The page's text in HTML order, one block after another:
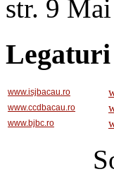
str. 9
www.isjbacau.ro
www.ccdbacau.ro
www.bjbc.ro